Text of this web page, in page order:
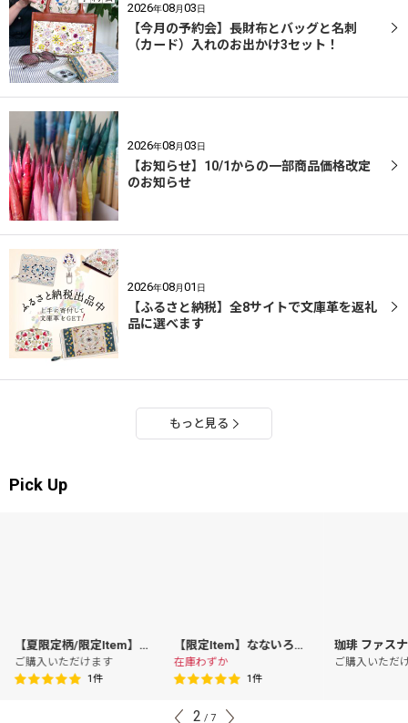
2026年08月 03 日
【今月の予約会】長財布とバッグと名刺
（カード）入れのお出かけ3セット！
2026年08月 03 日
【お知らせ】10/1からの一部商品価格改定
のお知らせ
2026年08月 01 日
【ふるさと納税】全8サイトで文庫革を返礼
品に選べます
もっと見る
Pick Up
【夏限定柄/限定Item】泳ぐま スマート札入れ［t］ [11398
ご購入いただけます
1件
【限定Item】なないろかき氷 がま口ハンドルクラッチ
在庫わずか
1件
ご購入いただ
2 / 7